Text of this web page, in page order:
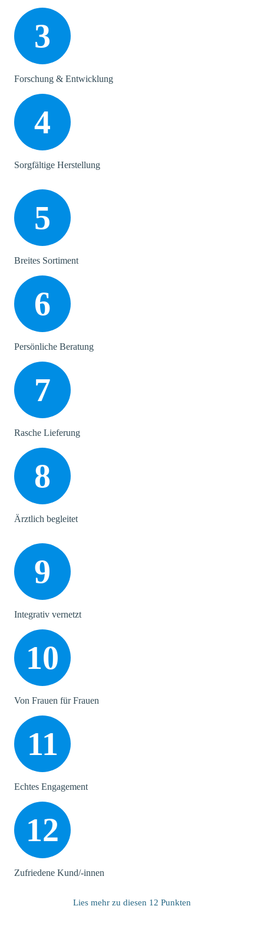
Herz
3
Forschung & Entwicklung
4
Sorgfältige Herstellung
5
Breites Sortiment
6
Persönliche Beratung
7
Rasche Lieferung
8
Ärztlich begleitet
9
Integrativ vernetzt
10
Von Frauen für Frauen
11
Echtes Engagement
12
Zufriedene Kund/-innen
Lies mehr zu diesen 12 Punkten